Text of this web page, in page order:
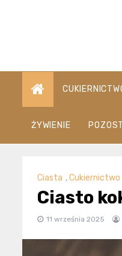
ŻYWIENIE
Ciasta ,Cukiernictwo
Ciasto
11 września 2025